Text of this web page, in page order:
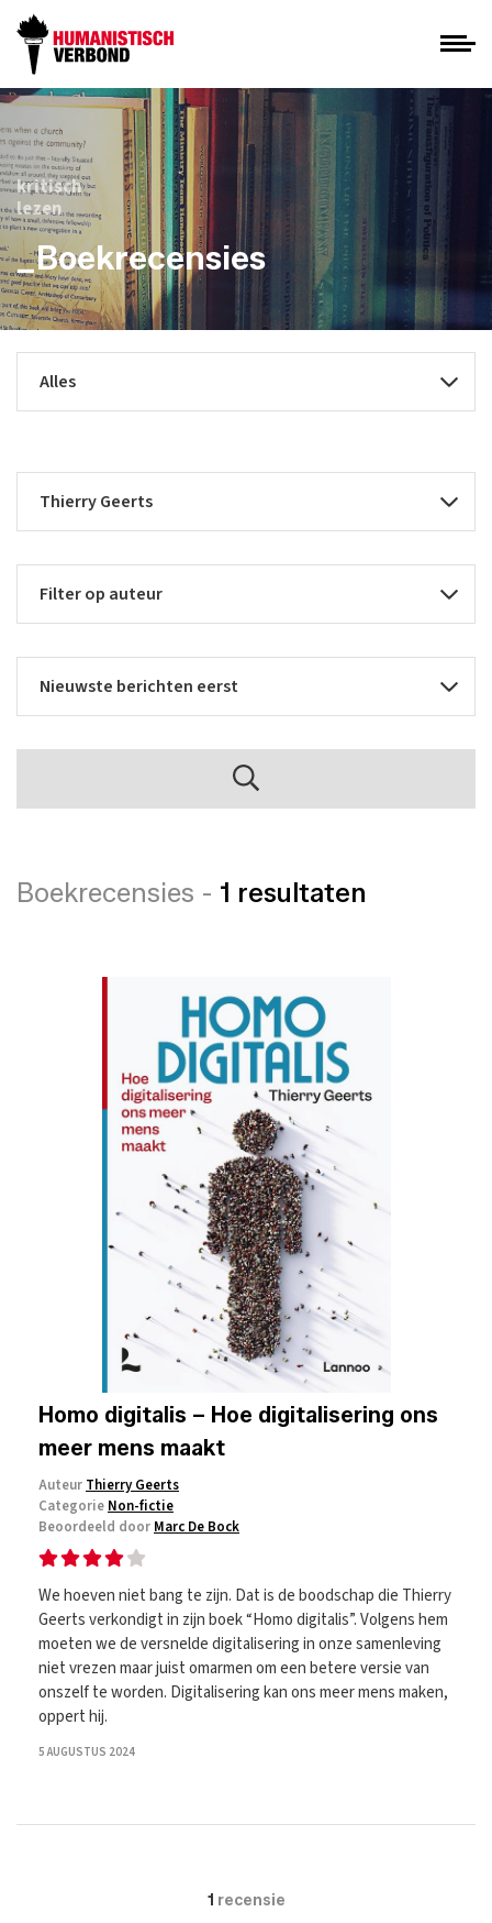
kritisch
lezen
_Boekrecensies
Boekrecensies - 1 resultaten
Homo digitalis – Hoe digitalisering ons
meer mens maakt
Auteur Thierry Geerts
Categorie Non-fictie
Beoordeeld door Marc De Bock
We hoeven niet bang te zijn. Dat is de boodschap die Thierry
Geerts verkondigt in zijn boek “Homo digitalis”. Volgens hem
moeten we de versnelde digitalisering in onze samenleving
niet vrezen maar juist omarmen om een betere versie van
onszelf te worden. Digitalisering kan ons meer mens maken,
oppert hij.
5 AUGUSTUS 2024
1 recensie